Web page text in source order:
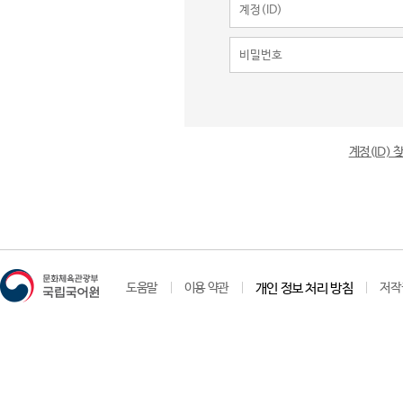
계정(ID)
도움말 이용 약관 개인 정보 처리 방침 저